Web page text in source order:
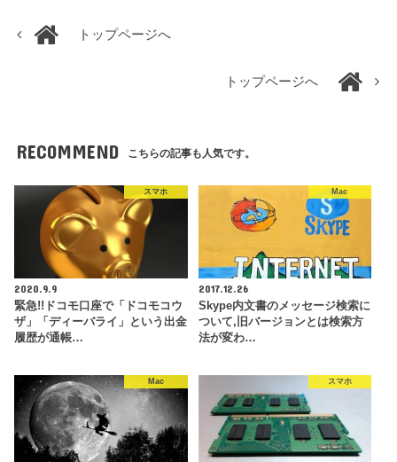
トップページへ
トップページへ
RECOMMEND こちらの記事も人気です。
スマホ
2020.9.9
緊急!!ドコモ口座で「ドコモコウ
ザ」「ディーバライ」という出金
履歴が通帳…
Mac
2017.12.26
Skype内文書のメッセージ検索に
ついて,旧バージョンとは検索方
法が変わ…
Mac スマホ